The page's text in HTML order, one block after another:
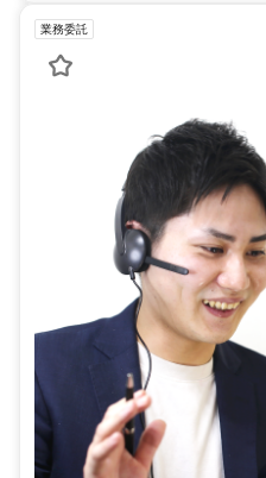
業務委託